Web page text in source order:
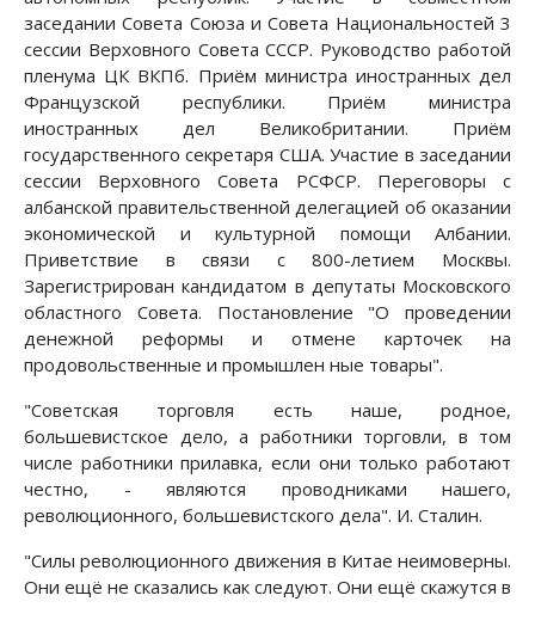
заседании Совета Союза и Совета Национальностей 3
сессии Верховного Совета СССР. Руководство работой
пленума ЦК ВКПб. Приём министра иностранных дел
Французской республики. Приём министра
иностранных дел Великобритании. Приём
государственного секретаря США. Участие в заседании
сессии Верховного Совета РСФСР. Переговоры с
албанской правительственной делегацией об оказании
экономической и культурной помощи Албании.
Приветствие в связи с 800-летием Москвы.
Зарегистрирован кандидатом в депутаты Московского
областного Совета. Постановление "О проведении
денежной реформы и отмене карточек на
продовольственные и промышлен ные товары".
"Советская торговля есть наше, родное,
большевистское дело, а работники торговли, в том
числе работники прилавка, если они только работают
честно, - являются проводниками нашего,
революционного, большевистского дела". И. Сталин.
"Силы революционного движения в Китае неимоверны.
Они ещё не сказались как следуют. Они ещё скажутся в